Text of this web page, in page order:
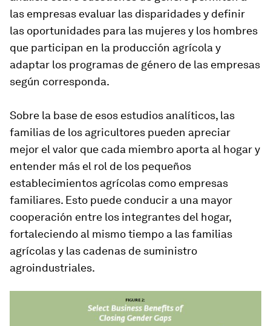
las empresas evaluar las disparidades y definir
las oportunidades para las mujeresy los hombres
que participan en la producción agrícola y
adaptar los programas de género de las empresas
según corresponda.
Sobre la base de esos estudios analíticos, las
familias de los agricultores pueden apreciar
mejor el valor que cada miembro aporta al hogar y
entender más el rol de los pequeños
establecimientos agrícolas como empresas
familiares. Esto puede conducir a una mayor
cooperación entre los integrantes del hogar,
fortaleciendo al mismo tiempo a las familias
agrícolas y las cadenas de suministro
agroindustriales.